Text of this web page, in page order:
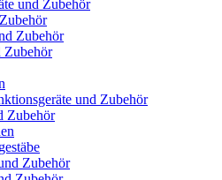
und Zubehör
Zubehör
Zubehör
und Zubehör
Zubehör
Zubehör